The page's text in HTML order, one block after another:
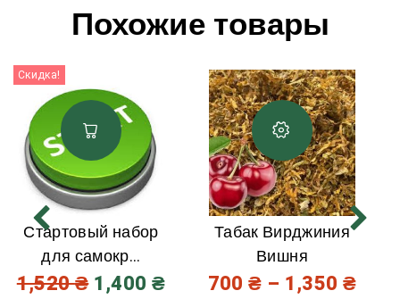
Похожие товары
Скидка!
Стартовый набор
для самокр...
1,520₴ 1,400 ₴
Табак Вирджиния
Вишня
700₴ – 1,350 ₴